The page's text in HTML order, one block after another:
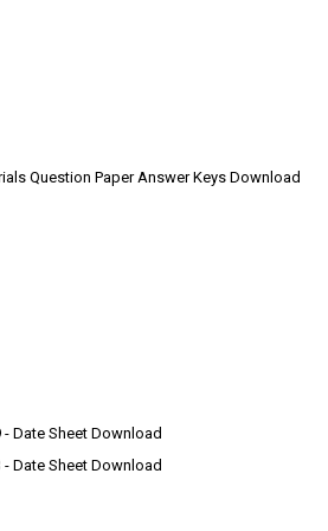
Question Paper Answer Keys Download
- Date Sheet Download
- Date Sheet Download